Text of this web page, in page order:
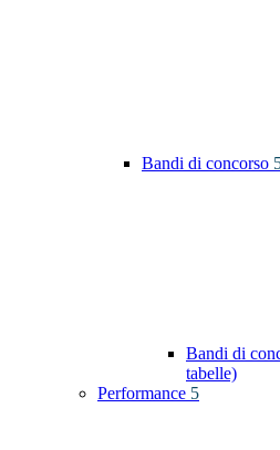
Bandi di concorso
Bandi di
tabelle)
Performance 5